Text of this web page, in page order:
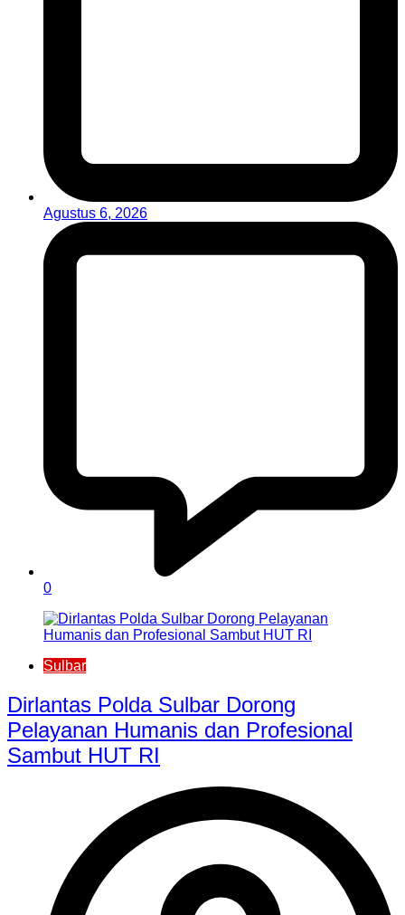
Agustus 6, 2026
0
Sulbar
Dirlantas Polda Sulbar Dorong
Pelayanan Humanis dan Profesional
Sambut HUT RI